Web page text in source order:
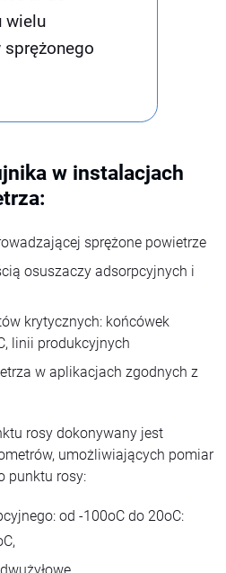
wielu
w instalacjach
sprężone powietrze
osuszaczy adsorpcyjnych i
krytycznych: końcówek
linii produkcyjnych
w aplikacjach zgodnych z
rosy dokonywany jest
umożliwiających pomiar
punktu rosy:
od -100oC do 20oC: